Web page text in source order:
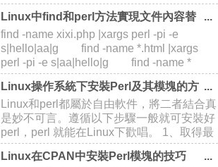
些警告信息並保存在/var/log/alert中的。如
果有新的警告信息時就要在服務器上發出警
告的聲音，但啟動是通過
Linux中find和perl方法實現文件內容替
換
find -name xixi.php |xargs perl -pi -e
s|hello|aa|g find -name *.html |xargs
perl -pi -e s|aa|hello|g find -name *
Linux操作系統下安裝Perl及其模塊的方
法Linux和perl都屬於自由軟件，將二者結合真
是妙不可言。遵循以下步驟一般就可安裝好
perl，perl 就能在Linux下歡唱。 1、取得最
新版本的 perl，當前版本為 5.6.0,即
stable.tar.
Linux在CPAN中安裝Perl模塊的技巧